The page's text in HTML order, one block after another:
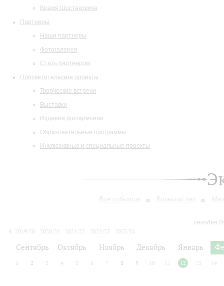
Время Шостаковича
Партнеры
Наши партнеры
Фотогалерея
Стать партнером
Просветительские проекты
Творческие встречи
Выставки
Издания филармонии
Образовательные программы
Инклюзивные и специальные проекты
Все события Большой зал
сегодня
2019/20
2020/21 2021/22 2022/23
2023/24
Сентябрь Октябрь Ноябрь Декабрь Январь
1 2 3 4 5 6 7 8 9 10 12 13 14